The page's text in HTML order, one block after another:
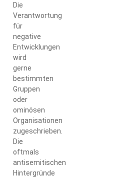
Die
Verantwortung
für
negative
Entwicklungen
wird
gerne
bestimmten
Gruppen
oder
ominösen
Organisationen
zugeschrieben.
Die
oftmals
antisemitischen
Hintergründe